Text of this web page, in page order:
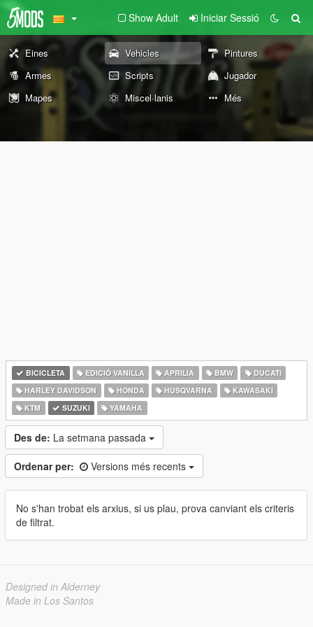
Show Adult Iniciar Sessió
Eines Vehicles
Pintures
Armes
Scripts
Jugador
Mapes
Miscel·lanis Més
BICICLETA EDICIÓ VANILLA APRILIA BMW
DUCATI
HARLEY DAVIDSON
HONDA HUSQVARNA
KAWASAKI
KTM
SUZUKI YAMAHA
Des de: La setmana passada
Ordenar per: Versions més recents
No s'han trobat els arxius, si us plau, prova canviant els criteris
de filtrat.
Designed in Alderney
Made in Los Santos